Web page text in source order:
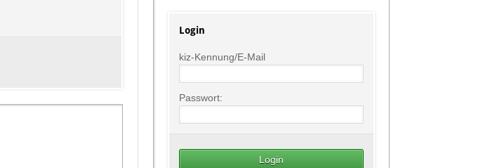
Login
kiz-Kennung/E-Mail
Passwort: